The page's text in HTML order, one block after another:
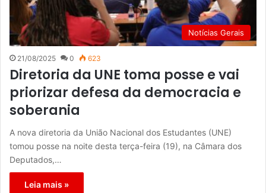
Notícias Gerais
21/08/2025 0 623
Diretoria da UNE toma posse e vai
priorizar defesa da democracia e
soberania
A nova diretoria da União Nacional dos Estudantes (UNE)
tomou posse na noite desta terça-feira (19), na Câmara dos
Deputados,…
Leia mais »